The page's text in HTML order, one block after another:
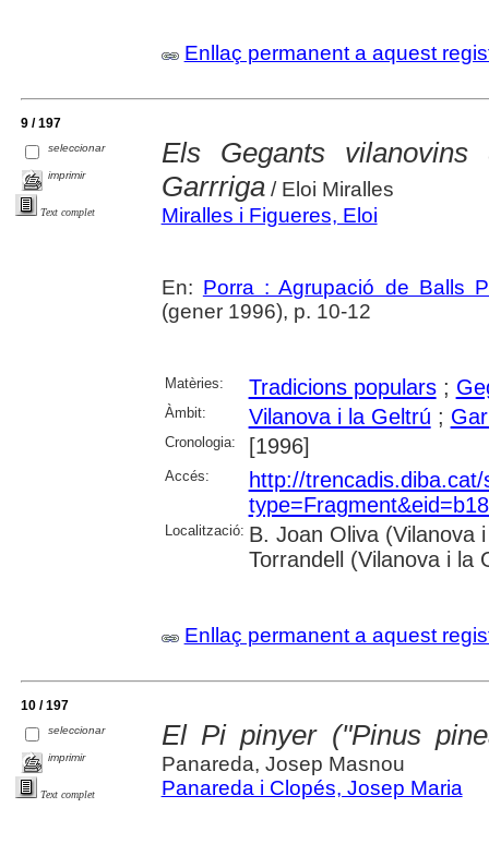
Enllaç permanent a aquest
9 / 197
seleccionar
imprimir
Text complet
Els Gegants
Garrriga/ Eloi Miralles
Miralles i Figueres, Eloi
En: Porra : Agrupació de Balls
(gener 1996), p. 10-12
Matèries: Tradicions populars;
Àmbit: Vilanova i la Geltrú ;
Cronologia: [1996]
Accés:
http://
Localització: B. Joan Oliva (Vilanova
Torrandell (Vilanova i la
Enllaç permanent a aquest
10 / 197
seleccionar
imprimir
Text complet
El Pi pinyer ("Pinus
Panareda, Josep Masnou
Panareda i Clopés, Josep Maria